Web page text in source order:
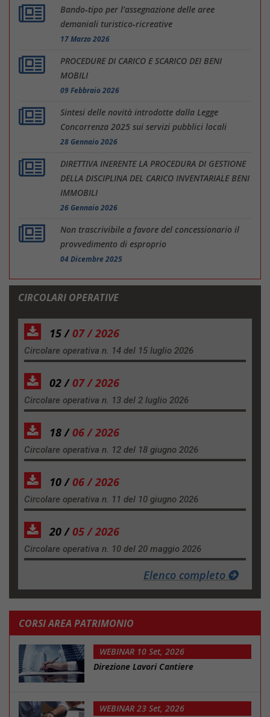
Bando‑tipo per l’assegnazione delle aree
demaniali turistico‑ricreative
17 Marzo 2026
PROCEDURE DI CARICO E SCARICO DEI BENI
MOBILI
09 Febbraio 2026
Sintesi delle novità introdotte dalla Legge
Concorrenza 2025 sui servizi pubblici locali
28 Gennaio 2026
DIRETTIVA INERENTE LA PROCEDURA DI GESTIONE
DELLA DISCIPLINA DEL CARICO INVENTARIALE BENI
IMMOBILI
26 Gennaio 2026
Non trascrivibile a favore del concessionario il
provvedimento di esproprio
04 Dicembre 2025
CIRCOLARI OPERATIVE
15 /07 / 2026
Circolare operativa n. 14 del 15 luglio 2026
02 /07 / 2026
Circolare operativa n. 13 del 2 luglio 2026
18 /06 / 2026
Circolare operativa n. 12 del 18 giugno 2026
10 /06 / 2026
Circolare operativa n. 11 del 10 giugno 2026
20 /05 / 2026
Circolare operativa n. 10 del 20 maggio 2026
Elenco completo
CORSI AREA PATRIMONIO
WEBINAR 10 Set, 2026
Direzione Lavori Cantiere
WEBINAR 23 Set, 2026